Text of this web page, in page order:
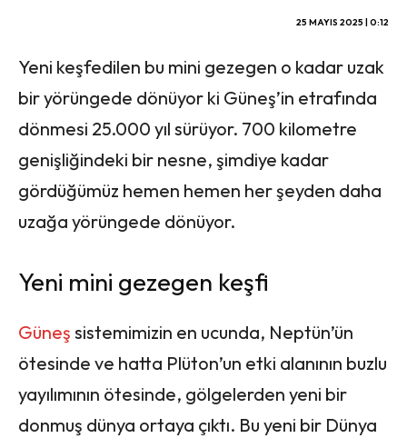
25 MAYIS 2025 | 0:12
Yeni keşfedilen bu mini gezegen o kadar uzak
bir yörüngede dönüyor ki Güneş’in etrafında
dönmesi 25.000 yıl sürüyor. 700 kilometre
genişliğindeki bir nesne, şimdiye kadar
gördüğümüz hemen hemen her şeyden daha
uzağa yörüngede dönüyor.
Yeni mini gezegen keşfi
Güneş sistemimizin en ucunda, Neptün’ün
ötesinde ve hatta Plüton’un etki alanının buzlu
yayılımının ötesinde, gölgelerden yeni bir
donmuş dünya ortaya çıktı. Bu yeni bir Dünya